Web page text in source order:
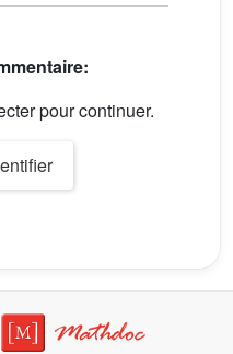
pour continuer.